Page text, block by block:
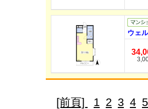
ウェ
[前頁] 1 2 3 4 5